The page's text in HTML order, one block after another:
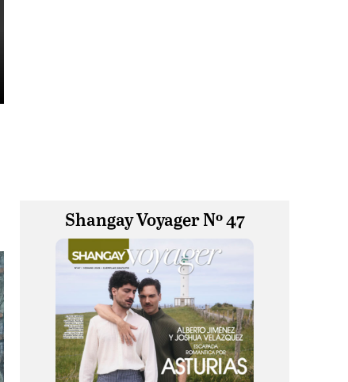
Shangay Voyager Nº 47